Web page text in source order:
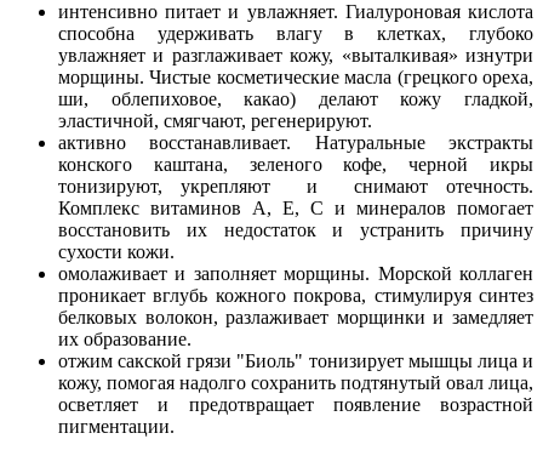
интенсивно питает и увлажняет. Гиалуроновая кислота
способна удерживать влагу в клетках, глубоко
увлажняет и разглаживает кожу, «выталкивая» изнутри
морщины. Чистые косметические масла (грецкого ореха,
ши, облепиховое, какао) делают кожу гладкой,
эластичной, смягчают, регенерируют.
активно восстанавливает. Натуральные экстракты
конского каштана, зеленого кофе, черной икры
тонизируют, укрепляют и снимают отечность.
Комплекс витаминов А, Е, С и минералов помогает
восстановить их недостаток и устранить причину
сухости кожи.
омолаживает и заполняет морщины. Морской коллаген
проникает вглубь кожного покрова, стимулируя синтез
белковых волокон, разлаживает морщинки и замедляет
их образование.
отжим сакской грязи "Биоль" тонизирует мышцы лица и
кожу, помогая надолго сохранить подтянутый овал лица,
осветляет и предотвращает появление возрастной
пигментации.